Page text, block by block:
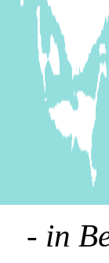
- in